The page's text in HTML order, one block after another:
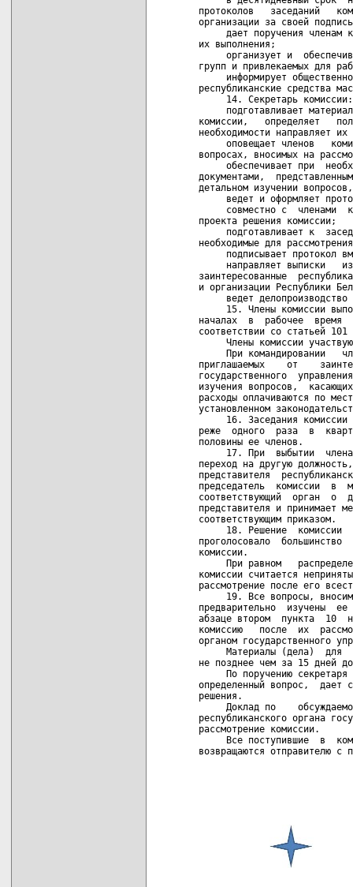
Члены комиссии
При командировании
приглашаемых    от
государственного
изучения вопросов,
расходы оплачиваются по
установленном
16. Заседания комиссии
реже  одного  раза  в
половины ее членов.
17. При  выбытии
переход на другую
представителя
председатель  комиссии  в
соответствующий  орган  о
представителя и принимает
соответствующим приказом.
18. Решение  комиссии
проголосовало
комиссии.
При равном
комиссии считается
рассмотрение после его
19. Все вопросы,
предварительно  изучены
абзаце втором  пункта  10
комиссию   после  их
органом государственного
Материалы (дела)  для
не позднее чем за 15 дней
По поручению секретаря
определенный вопрос,  дает
решения.
Доклад по
республиканского органа
рассмотрение комиссии.
Все поступившие  в
возвращаются отправителю с